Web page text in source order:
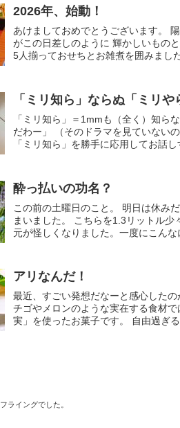
2026年、始動！
あけましておめでとうございます。
がこの日差しのように 輝かしいもの
5人揃っておせちとお雑煮を囲みまし
「ミリ知ら」ならぬ「ミリ
「ミリ知ら」＝1mmも（全く）知ら
だわー」 （そのドラマを見ていない
「ミリ知ら」を勝手に応用してお話
酔っ払いの功名？
この前の土曜日のこと。 明日は休み
まいました。 こちらを1.3リットル
元が怪しくなりました。一度にこん
アリなんだ！
最近、すごい発想だなーと感心した
チゴやメロンのような実在する食材
実」を使ったお菓子です。 自由過ぎ
フライングでした。